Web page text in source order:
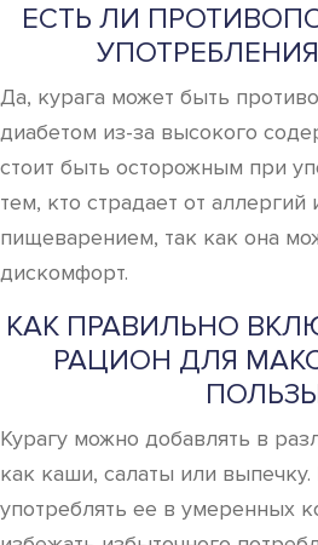
ЕСТЬ ЛИ
Да, курага может быть
диабетом из-за высокого
стоит быть осторожным при
тем, кто страдает от
пищеварением, так как она
дискомфорт.
КАК ПРАВИЛЬНО
РАЦИОН ДЛЯ
Курагу можно добавлять в
как каши, салаты или
употреблять ее в умеренных